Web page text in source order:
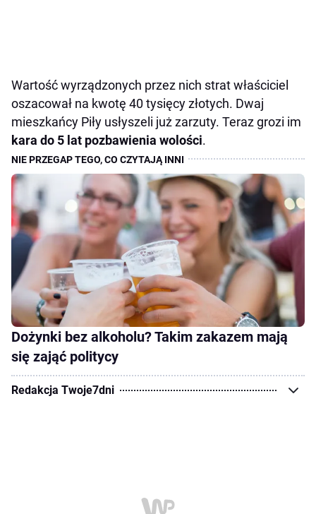
Wartość wyrządzonych przez nich strat właściciel
oszacował na kwotę 40 tysięcy złotych. Dwaj
mieszkańcy Piły usłyszeli już zarzuty. Teraz grozi im
kara do 5 lat pozbawienia wolości.
Dożynki bez alkoholu? Takim zakazem mają
się zająć politycy
Redakcja Twoje7dni